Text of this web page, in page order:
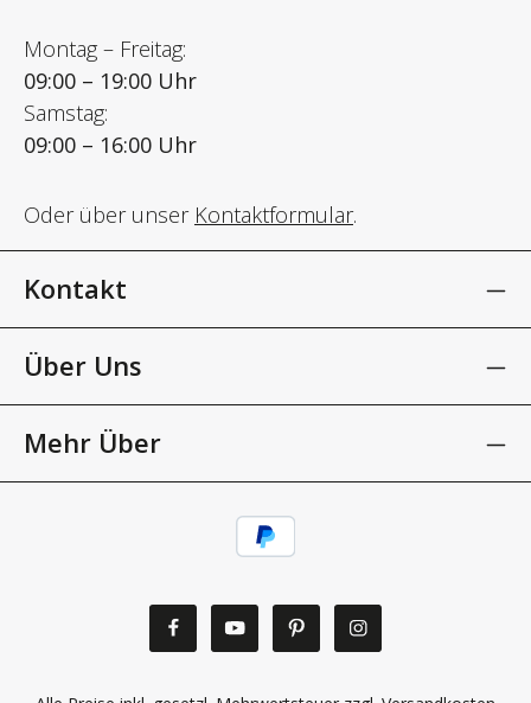
Montag – Freitag:
09:00 – 19:00 Uhr
Samstag:
09:00 – 16:00 Uhr
Oder über unser Kontaktformular.
Kontakt
Über Uns
Mehr Über